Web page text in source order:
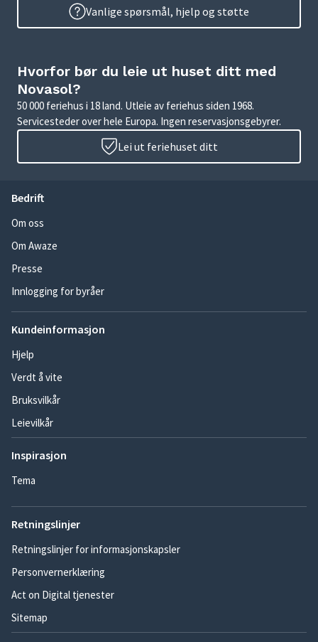
Vanlige spørsmål, hjelp og støtte
Hvorfor bør du leie ut huset ditt med
Novasol?
50 000 feriehus i 18 land. Utleie av feriehus siden 1968.
Servicesteder over hele Europa. Ingen reservasjonsgebyrer.
Lei ut feriehuset ditt
Bedrift
Om oss
Om Awaze
Presse
Innlogging for byråer
Kundeinformasjon
Hjelp
Verdt å vite
Bruksvilkår
Leievilkår
Inspirasjon
Tema
Retningslinjer
Retningslinjer for informasjonskapsler
Personvernerklæring
Act on Digital tjenester
Sitemap